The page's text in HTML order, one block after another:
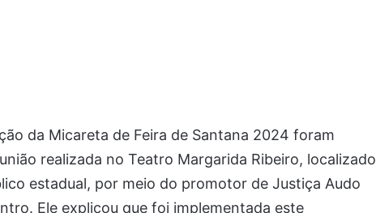
da Micareta de Feira de Santana 2024 foram
realizada no Teatro Margarida Ribeiro, localizado
estadual, por meio do promotor de Justiça Audo
Ele explicou que foi implementada este